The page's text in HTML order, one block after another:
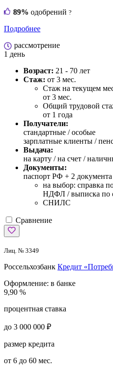
89% одобрений ?
Подробнее
рассмотрение
1 день
Возраст: 21 - 70 лет
Стаж: от 3 мес.
Стаж на текущем
от 3 мес.
Общий трудовой
от 1 года
Получатели:
стандартные /особые
зарплатные клиенты /
Выдача:
на карту / на счет /
Документы:
паспорт РФ + 2 документа
на выбор: справка
НДФЛ / выписка по
СНИЛС
Сравнение
Лиц. № 3349
Россельхозбанк Кредит
Оформление: в банке
9,90 %
процентная ставка
до 3 000 000 ₽
размер кредита
от 6 до 60 мес.